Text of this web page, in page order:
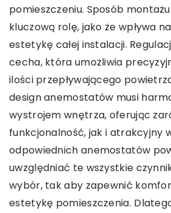
pomieszczeniu. Sposób
kluczową rolę, jako że wpływa
estetykę całej instalacji.
cecha, która umożliwia
ilości przepływającego
design anemostatów musi
wystrojem wnętrza, oferując
funkcjonalność, jak i atrakcyjny
odpowiednich anemostatów
uwzględniać te wszystkie
wybór, tak aby zapewnić
estetykę pomieszczenia.